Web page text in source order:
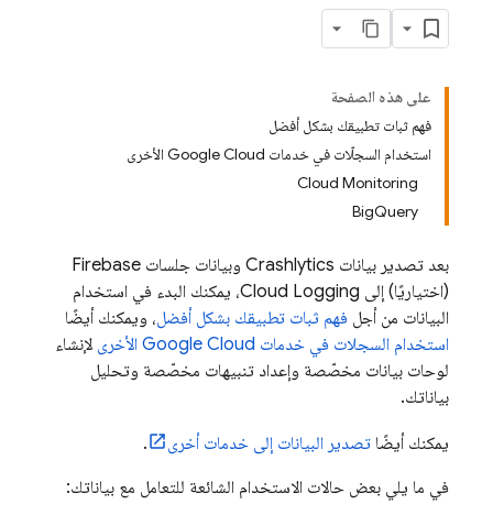
على هذه الصفحة
فهم ثبات تطبيقك بشكل أفضل
استخدام السجلّات في خدمات Google Cloud الأخرى
Cloud Monitoring
BigQuery
بعد تصدير بيانات Crashlytics
وبيانات جلسات Firebase
(اختياريًا) إلى Cloud Logging، يمكنك البدء في استخدام
البيانات من أجل فهم ثبات تطبيقك بشكل أفضل، ويمكنك أيضًا
استخدام السجلات في خدمات Google Cloud الأخرى لإنشاء
لوحات بيانات مخصّصة وإعداد تنبيهات مخصّصة وتحليل
بياناتك.
يمكنك أيضًا تصدير البيانات إلى خدمات أخرى
.
في ما يلي بعض حالات الاستخدام الشائعة للتعامل مع بياناتك: